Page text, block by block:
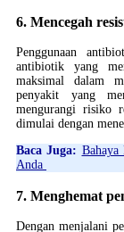
6. Mencegah
Penggunaan
antibiotik yang
maksimal dalam
penyakit yang
mengurangi risiko
dimulai dengan
Baca Juga:
Anda
7. Menghemat
Dengan menjalani